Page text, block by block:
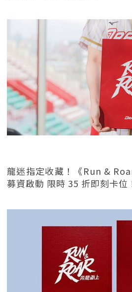
龍迷指定收藏！《Run &
募資啟動 限時 35 折即刻卡位